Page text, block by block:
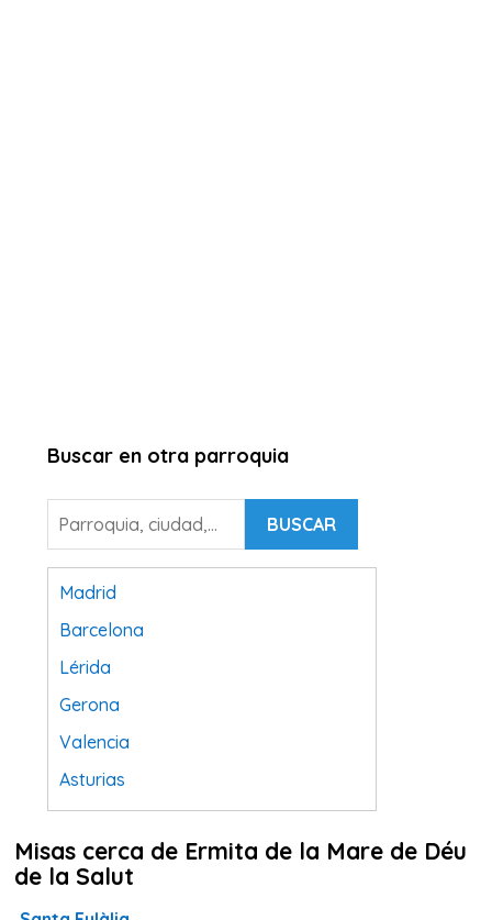
Buscar en otra parroquia
BUSCAR
Madrid
Barcelona
Lérida
Gerona
Valencia
Asturias
Tarragona
Navarra
Valladolid
Misas cerca de Ermita de la Mare de Déu
de la Salut